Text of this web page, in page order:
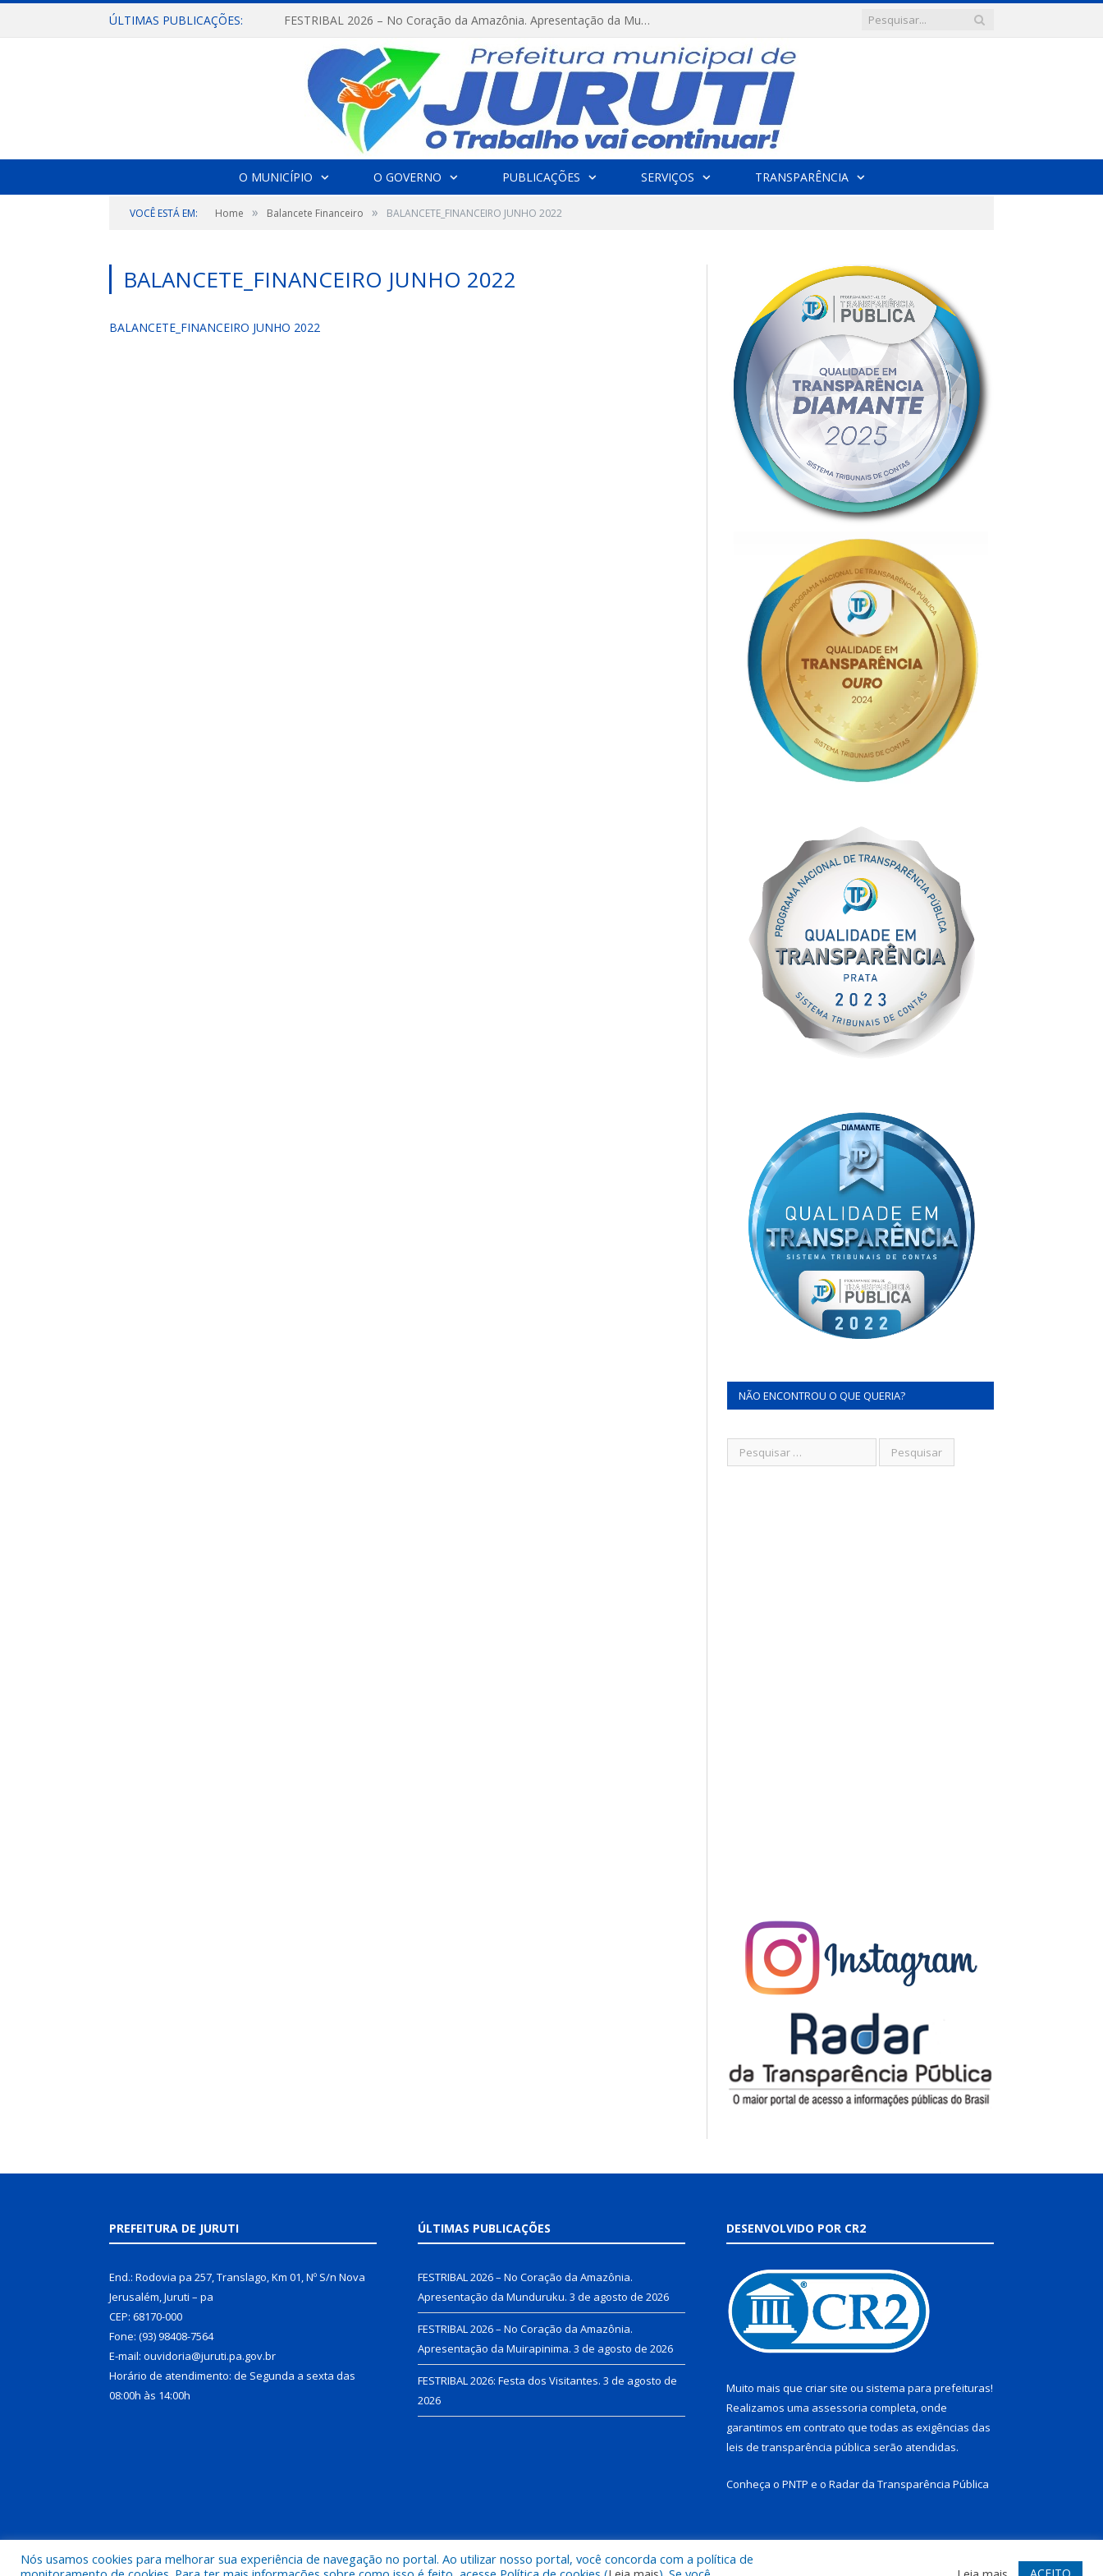
ÚLTIMAS PUBLICAÇÕES: FESTRIBAL 2026 – No Coração da Amazônia. Apresentação da Munduruku.
O MUNICÍPIO O GOVERNO PUBLICAÇÕES SERVIÇOS TRANSPARÊNCIA
VOCÊ ESTÁ EM: Home » Balancete Financeiro » BALANCETE_FINANCEIRO JUNHO 2022
BALANCETE_FINANCEIRO JUNHO 2022
BALANCETE_FINANCEIRO JUNHO 2022
NÃO ENCONTROU O QUE QUERIA?
PREFEITURA DE JURUTI
End.: Rodovia pa 257, Translago, Km 01, Nº S/n Nova
Jerusalém, Juruti – pa
CEP: 68170-000
Fone: (93) 98408-7564
E-mail: ouvidoria@juruti.pa.gov.br
Horário de atendimento: de Segunda a sexta das
08:00h às 14:00h
ÚLTIMAS PUBLICAÇÕES
FESTRIBAL 2026 – No Coração da Amazônia.
Apresentação da Munduruku. 3 de agosto de 2026
FESTRIBAL 2026 – No Coração da Amazônia.
Apresentação da Muirapinima. 3 de agosto de 2026
FESTRIBAL 2026: Festa dos Visitantes. 3 de agosto de
2026
DESENVOLVIDO POR CR2
Muito mais que criar site ou sistema para prefeituras!
Realizamos uma assessoria completa, onde
garantimos em contrato que todas as exigências das
leis de transparência pública serão atendidas.
Conheça o PNTP e o Radar da Transparência Pública
Todos os direitos reservados a Prefeitura Municipal de Juruti. Mapa do Site Acessar Webmail
Nós usamos cookies para melhorar sua experiência de navegação no portal. Ao utilizar nosso portal, você concorda com a política de
ACEITO